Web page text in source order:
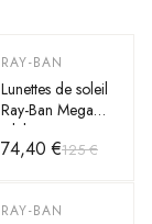
-40%
RAY-BAN
Lunettes de soleil
Ray-Ban Mega
Clubmaster
RB0316S
74,40 €125 €
-41%
RAY-BAN